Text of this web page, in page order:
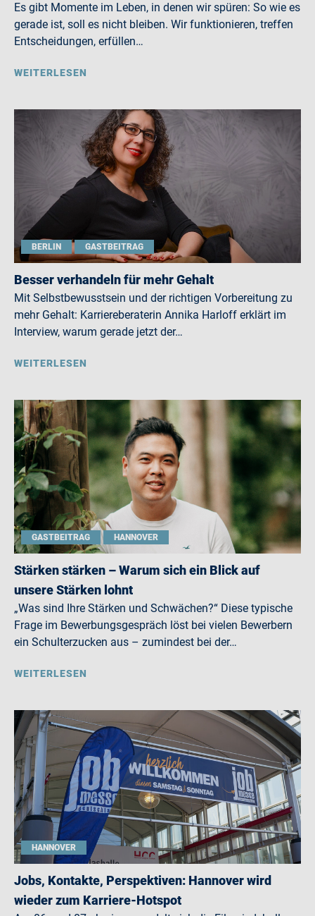
Es gibt Momente im Leben, in denen wir spüren: So wie es
gerade ist, soll es nicht bleiben. Wir funktionieren, treffen
Entscheidungen, erfüllen…
WEITERLESEN
BERLIN GASTBEITRAG
Besser verhandeln für mehr Gehalt
Mit Selbstbewusstsein und der richtigen Vorbereitung zu
mehr Gehalt: Karriereberaterin Annika Harloff erklärt im
Interview, warum gerade jetzt der…
WEITERLESEN
GASTBEITRAG HANNOVER
Stärken stärken – Warum sich ein Blick auf
unsere Stärken lohnt
„Was sind Ihre Stärken und Schwächen?“ Diese typische
Frage im Bewerbungsgespräch löst bei vielen Bewerbern
ein Schulterzucken aus – zumindest bei der…
WEITERLESEN
HANNOVER
Jobs, Kontakte, Perspektiven: Hannover wird
wieder zum Karriere-Hotspot